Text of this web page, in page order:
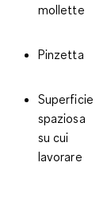
mollette
Pinzetta
Superficie
spaziosa
su cui
lavorare